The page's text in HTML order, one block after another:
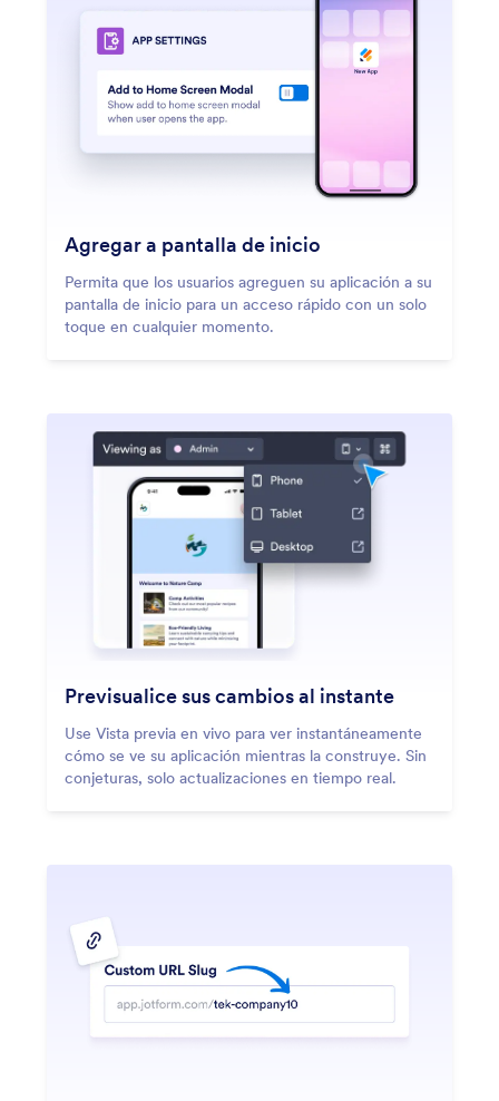
Agregar a pantalla de inicio
Permita que los usuarios agreguen su aplicación a su
pantalla de inicio para un acceso rápido con un solo
toque en cualquier momento.
Previsualice sus cambios al instante
Use Vista previa en vivo para ver instantáneamente
cómo se ve su aplicación mientras la construye. Sin
conjeturas, solo actualizaciones en tiempo real.